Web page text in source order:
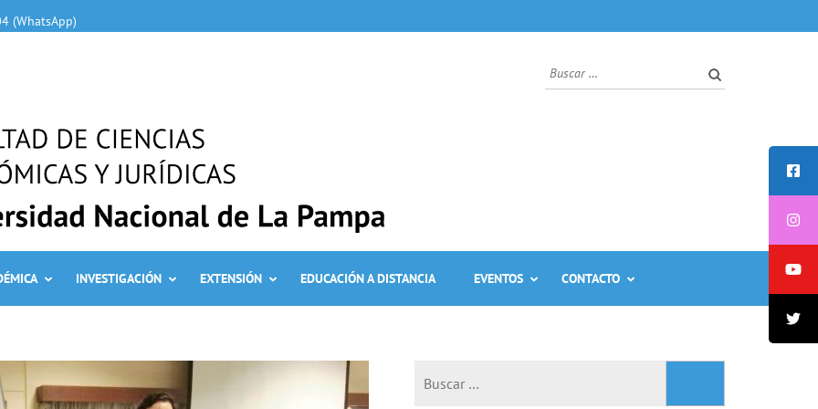
(WhatsApp)
Buscar:
INVESTIGACIÓN EXTENSIÓN EDUCACIÓN A DISTANCIA EVENTOS CONTACTO